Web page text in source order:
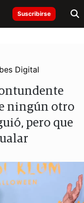
Suscribirse
Digital
ningún otro
pero que